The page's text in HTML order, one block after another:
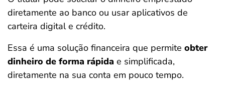
diretamente ao banco ou usar aplicativos de
carteira digital e crédito.
Essa é uma solução financeira que permite obter
dinheiro de forma rápida e simplificada,
diretamente na sua conta em pouco tempo.